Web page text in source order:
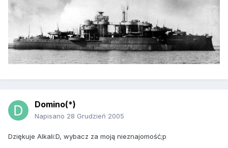
Domino(*)
Napisano 28 Grudzień 2005
Dziękuje Alkali:D, wybacz za moją nieznajomość;p